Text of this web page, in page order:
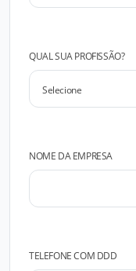
QUAL SUA PROFISSÃO?
NOME DA EMPRESA
TELEFONE COM DDD